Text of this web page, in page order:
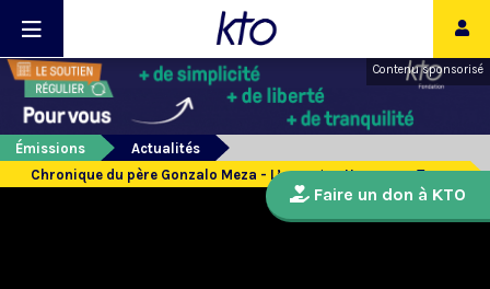
Contenu sponsorisé
Émissions
Actualités
Chronique du père Gonzalo Meza - L’ouragan Harvey au Texas
Faire un don à KTO